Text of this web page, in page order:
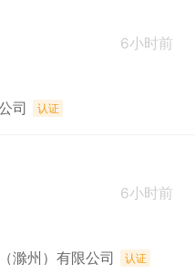
6小时前
司 认证
6小时前
滁州）有限公司 认证